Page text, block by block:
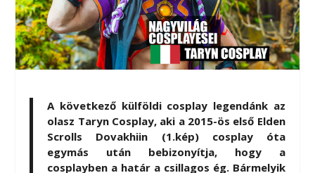
A következő külföldi cosplay legendánk az
olasz Taryn Cosplay, aki a 2015-ös első Elden
Scrolls Dovakhiin (1.kép) cosplay óta
egymás után bebizonyítja, hogy a
cosplayben a határ a csillagos ég. Bármelyik